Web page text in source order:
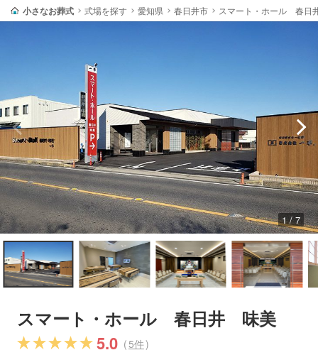
小さなお葬式 式場を探す 愛知県 春日井市 スマート・ホール 春
1 / 7
スマート・ホール 春日井 味美
5.0 (5件)